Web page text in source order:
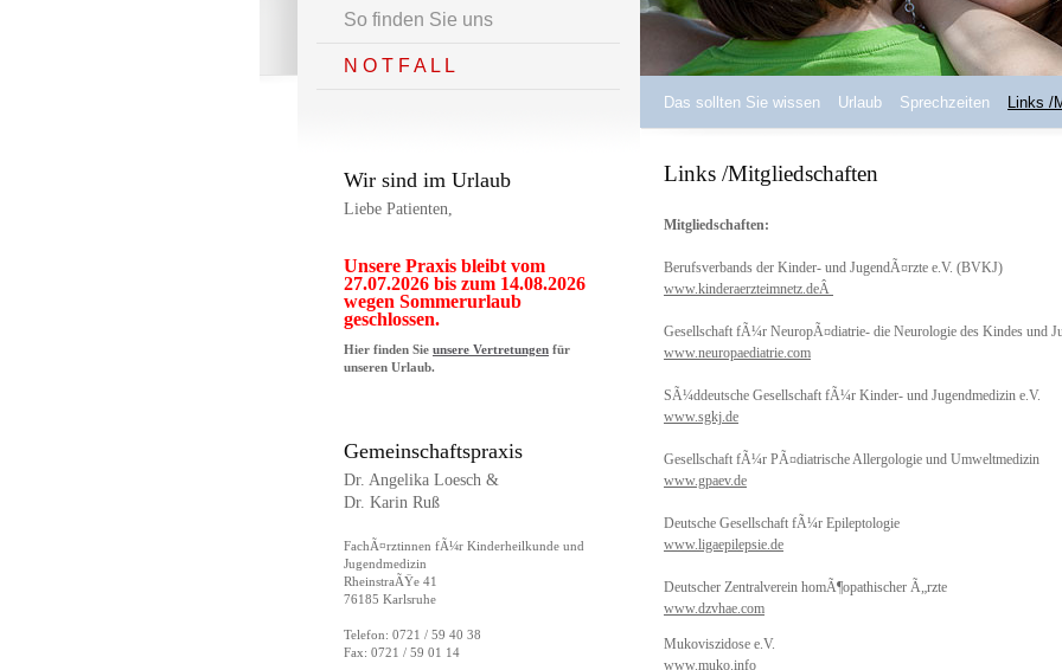
So finden Sie uns
N O T F A L L
Wir sind im Urlaub
Liebe Patienten,
Unsere Praxis bleibt vom
27.07.2026 bis zum 14.08.2026
wegen Sommerurlaub
geschlossen.
Hier finden Sie unsere Vertretungen für
unseren Urlaub.
Gemeinschaftspraxis
Dr. Angelika Loesch &
Dr. Karin Ruß
FachÃ¤rztinnen fÃ¼r Kinderheilkunde und
Jugendmedizin
RheinstraÃŸe 41
76185 Karlsruhe
Telefon: 0721 / 59 40 38
Fax: 0721 / 59 01 14
Das sollten Sie wissen Urlaub Sprechzeiten Links /
Links /Mitgliedschaften
Mitgliedschaften:
Berufsverbands der Kinder- und JugendÃ¤rzte e.V. (BVKJ)
www.kinderaerzteimnetz.deÂ
Gesellschaft fÃ¼r NeuropÃ¤diatrie- die Neurologie des Kindes und
www.neuropaediatrie.com
SÃ¼ddeutsche Gesellschaft fÃ¼r Kinder- und Jugendmedizin e.V.
www.sgkj.de
Gesellschaft fÃ¼r PÃ¤diatrische Allergologie und Umweltmedizin
www.gpaev.de
Deutsche Gesellschaft fÃ¼r Epileptologie
www.ligaepilepsie.de
Deutscher Zentralverein homÃ¶opathischer Ã„rzte
www.dzvhae.com
Mukoviszidose e.V.
www.muko.info